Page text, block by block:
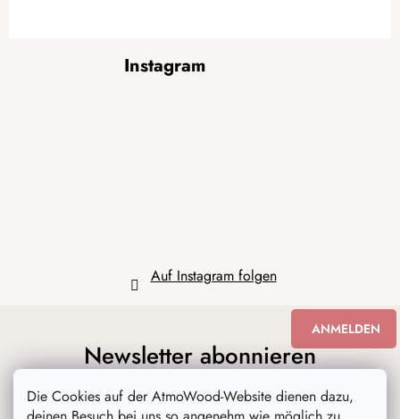
Die Cookies auf der AtmoWood-Website dienen dazu,
Instagram
Auf Instagram folgen
Newsletter abonnieren
ANMELDEN